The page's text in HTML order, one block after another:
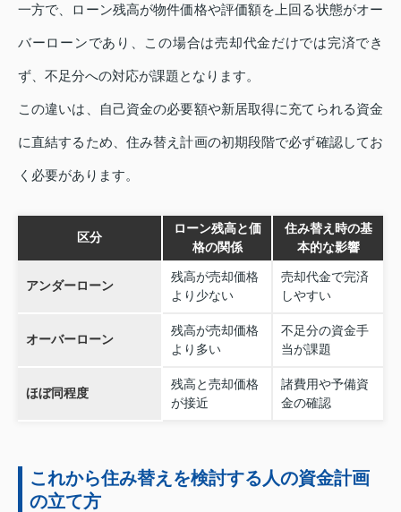
一方で、ローン残高が物件価格や評価額を上回る状態がオー
バーローンであり、この場合は売却代金だけでは完済でき
ず、不足分への対応が課題となります。
この違いは、自己資金の必要額や新居取得に充てられる資金
に直結するため、住み替え計画の初期段階で必ず確認してお
く必要があります。
区分
ローン残高と価
格の関係
住み替え時の基
本的な影響
アンダーローン
残高が売却価格
より少ない
売却代金で完済
しやすい
オーバーローン
残高が売却価格
より多い
不足分の資金手
当が課題
ほぼ同程度
残高と売却価格
が接近
諸費用や予備資
金の確認
これから住み替えを検討する人の資金計画
の立て方